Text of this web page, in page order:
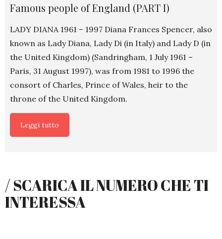
Famous people of England (PART I)
LADY DIANA 1961 – 1997 Diana Frances Spencer, also
known as Lady Diana, Lady Di (in Italy) and Lady D (in
the United Kingdom) (Sandringham, 1 July 1961 –
Paris, 31 August 1997), was from 1981 to 1996 the
consort of Charles, Prince of Wales, heir to the
throne of the United Kingdom.
Leggi tutto
/ SCARICA IL NUMERO CHE TI
INTERESSA